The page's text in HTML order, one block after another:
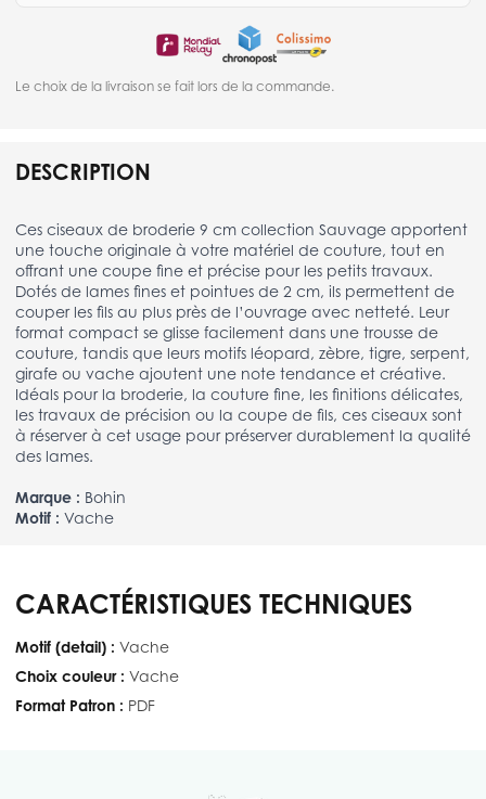
Le choix de la livraison se fait lors de la commande.
DESCRIPTION
Ces ciseaux de broderie 9 cm collection Sauvage apportent
une touche originale à votre matériel de couture, tout en
offrant une coupe fine et précise pour les petits travaux.
Dotés de lames fines et pointues de 2 cm, ils permettent de
couper les fils au plus près de l’ouvrage avec netteté. Leur
format compact se glisse facilement dans une trousse de
couture, tandis que leurs motifs léopard, zèbre, tigre, serpent,
girafe ou vache ajoutent une note tendance et créative.
Idéals pour la broderie, la couture fine, les finitions délicates,
les travaux de précision ou la coupe de fils, ces ciseaux sont
à réserver à cet usage pour préserver durablement la qualité
des lames.
Marque : Bohin
Motif : Vache
CARACTÉRISTIQUES TECHNIQUES
Motif (detail) : Vache
Choix couleur : Vache
Format Patron : PDF